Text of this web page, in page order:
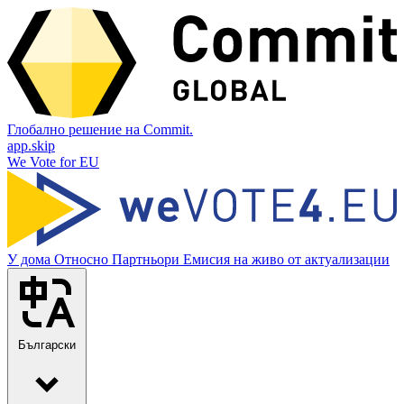
Глобално решение на Commit.
app.skip
We Vote for EU
У дома Относно Партньори Емисия на живо от актуализации
Български